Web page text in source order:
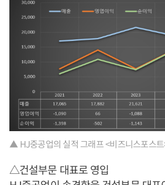
▲ HJ중공업의 실적 그래프 <비즈니스포스
△건설부문 대표로 영입